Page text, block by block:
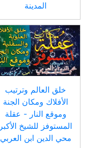
المدينة
خلق العالم وترتيب
الأفلاك ومكان الجنة
وموقع النار - عقلة
المستوفز للشيخ الأكبر
محي الدين ابن العربي